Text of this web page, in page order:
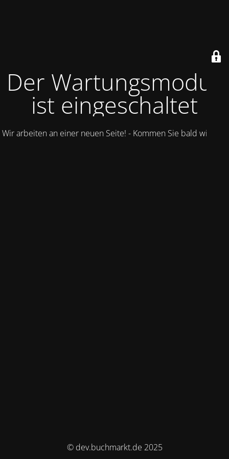
Der Wartungsmodus
ist eingeschaltet
Wir arbeiten an einer neuen Seite! - Kommen Sie bald wieder.
© dev.buchmarkt.de 2025